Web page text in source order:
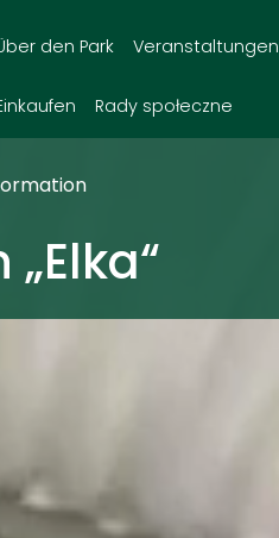
den Park Veranstaltungen
Rady społeczne